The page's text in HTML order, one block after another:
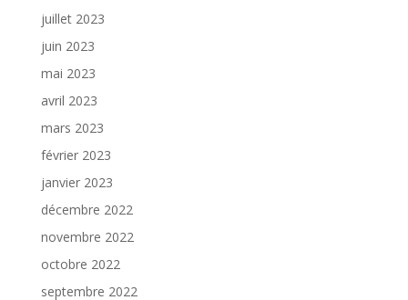
juillet 2023
juin 2023
mai 2023
avril 2023
mars 2023
février 2023
janvier 2023
décembre 2022
novembre 2022
octobre 2022
septembre 2022